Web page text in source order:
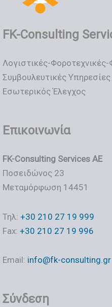
FK-Consulting
Λογιστικές-
Συμβουλευτικές Υπηρεσίες
Εσωτερικός Έλεγχος
Επικοινωνία
FK-Consulting Services AE
Ποσειδώνος 23
Μεταμόρφωση 14451
Τηλ: +30 210 27 19 999
Fax: +30 210 27 19 996
Email: info@fk-consulting.gr
Σύνδεση